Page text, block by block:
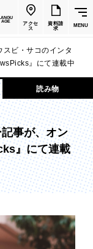
AGE
アクセ
ス
資料請
求
MENU
スビ・サコのインタ
』にて連載中
読み物
事が、オン
』にて連載